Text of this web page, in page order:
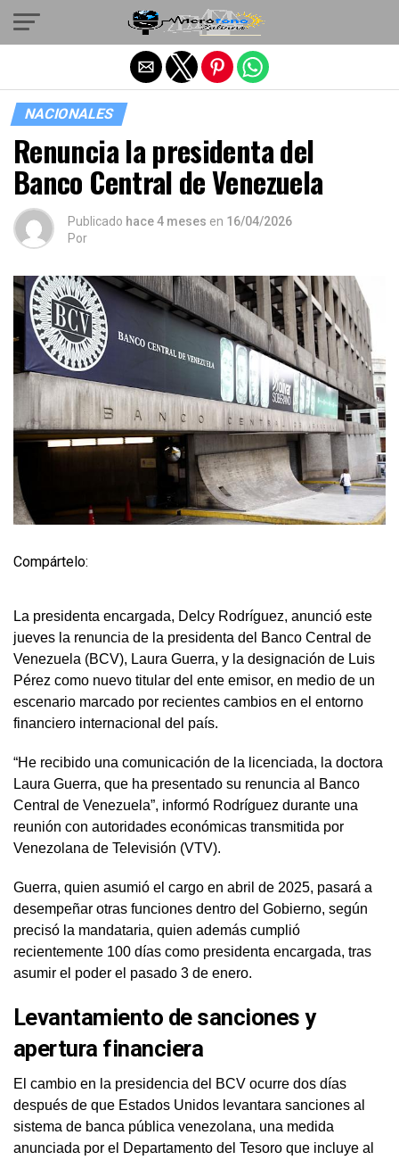
NACIONALES
Renuncia la presidenta del
Banco Central de Venezuela
Publicado hace 4 meses en 16/04/2026
Por
Compártelo:
La presidenta encargada, Delcy Rodríguez, anunció este
jueves la renuncia de la presidenta del Banco Central de
Venezuela (BCV), Laura Guerra, y la designación de Luis
Pérez como nuevo titular del ente emisor, en medio de un
escenario marcado por recientes cambios en el entorno
financiero internacional del país.
“He recibido una comunicación de la licenciada, la doctora
Laura Guerra, que ha presentado su renuncia al Banco
Central de Venezuela”, informó Rodríguez durante una
reunión con autoridades económicas transmitida por
Venezolana de Televisión (VTV).
Guerra, quien asumió el cargo en abril de 2025, pasará a
desempeñar otras funciones dentro del Gobierno, según
precisó la mandataria, quien además cumplió
recientemente 100 días como presidenta encargada, tras
asumir el poder el pasado 3 de enero.
Levantamiento de sanciones y
apertura financiera
El cambio en la presidencia del BCV ocurre dos días
después de que Estados Unidos levantara sanciones al
sistema de banca pública venezolana, una medida
anunciada por el Departamento del Tesoro que incluye al
Salir de la versión móvil